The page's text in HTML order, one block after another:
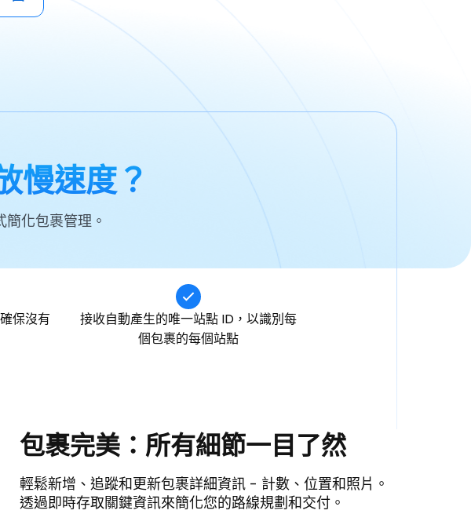
慢速度？
化包裹管理。
保沒有
接收自動產生的唯一站點 ID，以識別每
個包裹的每個站點
包裹完美：所有細節一目了然
輕鬆新增、追蹤和更新包裹詳細資訊 - 計數、位置和照片。
透過即時存取關鍵資訊來簡化您的路線規劃和交付。